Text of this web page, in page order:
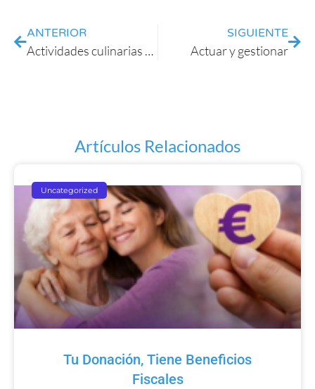
ANTERIOR
Actividades culinarias y domesticas
SIGUIENTE
Actuar y gestionar
Artículos Relacionados
Uncategorized
Tu Donación, Tiene Beneficios
Fiscales